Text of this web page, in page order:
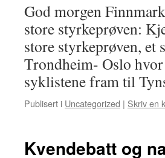
God morgen
store styrkeprøven:
store styrkeprøven, et
Trondheim- Oslo
syklistene fram til
Publisert i Uncategorized | Skriv en
Kvendebatt og